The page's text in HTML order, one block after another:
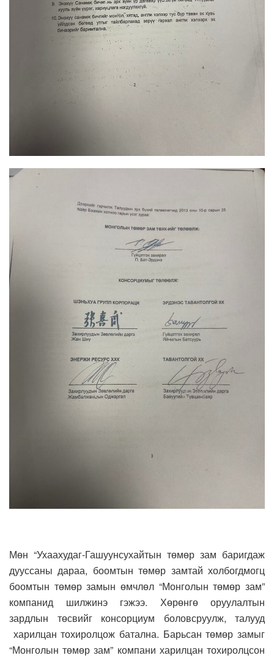
Мөн “Ухаахудаг-Гашуунсухайтын төмөр зам баригдаж
дууссаны дараа, боомтын төмөр замтай холбогдмогц
боомтын төмөр замын өмчлөл “Монголын төмөр зам”
компанид шилжинэ гэжээ. Хөрөнгө оруулалтын
зардлын төсвийг консорциум боловсруулж, талууд
харилцан тохиролцож батална. Барьсан төмөр замыг
“Монголын төмөр зам” компани харилцан тохиролцсон